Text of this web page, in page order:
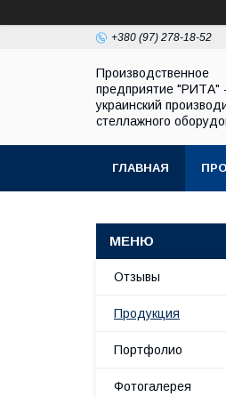
+380 (97) 278-18-52
Производственное
предприятие "РИТА" -
украинский
стеллажного
ГЛАВНАЯ
Отзывы
Продукция
Портфолио
Фотогалерея